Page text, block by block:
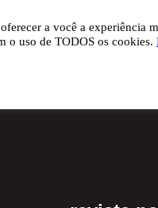
a você a experiência
o uso de TODOS os cookies.